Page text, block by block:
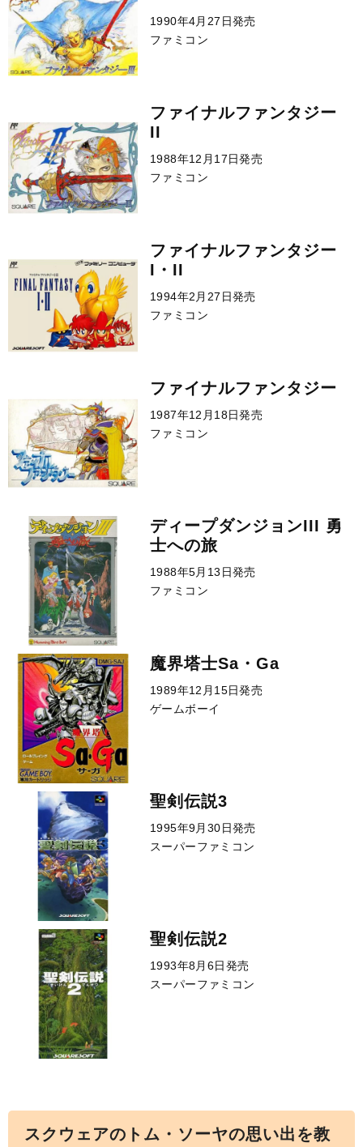
1990年4月27日発売
ファミコン
ファイナルファンタジー
II
1988年12月17日発売
ファミコン
ファイナルファンタジー
I・II
1994年2月27日発売
ファミコン
ファイナルファンタジー
1987年12月18日発売
ファミコン
ディープダンジョンIII 勇
士への旅
1988年5月13日発売
ファミコン
魔界塔士Sa・Ga
1989年12月15日発売
ゲームボーイ
聖剣伝説3
1995年9月30日発売
スーパーファミコン
聖剣伝説2
1993年8月6日発売
スーパーファミコン
スクウェアのトム・ソーヤの思い出を教